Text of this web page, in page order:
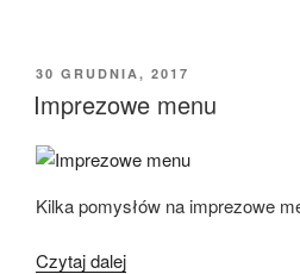
OPUBLIKOWANE
W
30 GRUDNIA, 2017
Imprezowe menu
Kilka pomysłów na imprezowe
Czytaj dalej„Imprezowe